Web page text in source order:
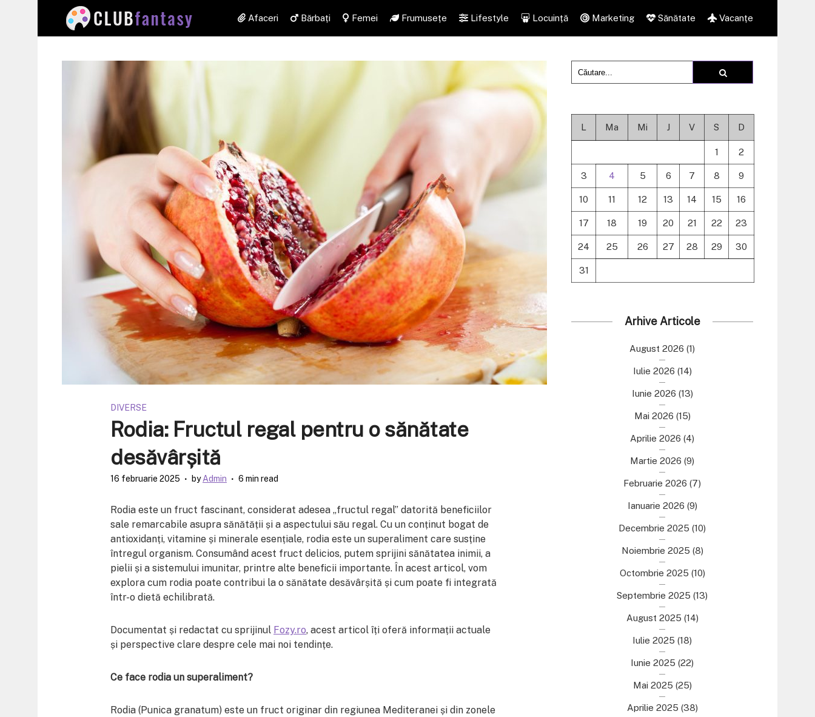
Afaceri Bărbați Femei Frumusețe Lifestyle Locuință Marketing Sănătate Vacanțe
DIVERSE
Rodia: Fructul regal pentru o sănătate
desăvârșită
16 februarie 2025 byAdmin 6 min read
Rodia este un fruct fascinant, considerat adesea „fructul regal” datorită beneficiilor
sale remarcabile asupra sănătății și a aspectului său regal. Cu un conținut bogat de
antioxidanți, vitamine și minerale esențiale, rodia este un superaliment care susține
întregul organism. Consumând acest fruct delicios, putem sprijini sănătatea inimii, a
pielii și a sistemului imunitar, printre alte beneficii importante. În acest articol, vom
explora cum rodia poate contribui la o sănătate desăvârșită și cum poate fi integrată
într-o dietă echilibrată.
Documentat și redactat cu sprijinul Fozy.ro, acest articol îți oferă informații actuale
și perspective clare despre cele mai noi tendințe.
Ce face rodia un superaliment?
Rodia (Punica granatum) este un fruct originar din regiunea Mediteranei și din zonele
L Ma Mi J V S D
1 2
3 4 5 6 7 8 9
10 11 12 13 14 15 16
17 18 19 20 21 22 23
24 25 26 27 28 29 30
31
Arhive Articole
August 2026 (1)
Iulie 2026 (14)
Iunie 2026 (13)
Mai 2026 (15)
Aprilie 2026 (4)
Martie 2026 (9)
Februarie 2026 (7)
Ianuarie 2026 (9)
Decembrie 2025 (10)
Noiembrie 2025 (8)
Octombrie 2025 (10)
Septembrie 2025 (13)
August 2025 (14)
Iulie 2025 (18)
Iunie 2025 (22)
Mai 2025 (25)
Aprilie 2025 (38)